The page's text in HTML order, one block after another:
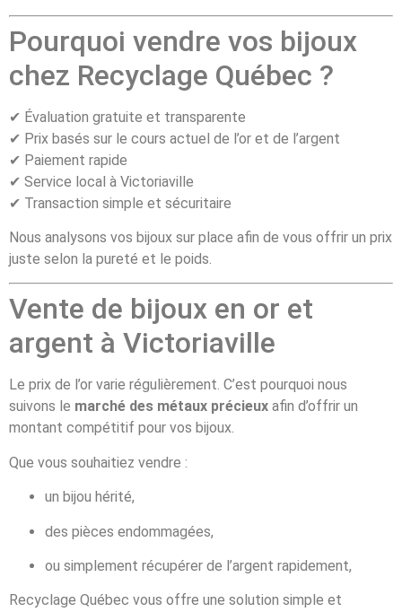
Pourquoi vendre vos bijoux
chez Recyclage Québec ?
✔ Évaluation gratuite et transparente
✔ Prix basés sur le cours actuel de l’or et de l’argent
✔ Paiement rapide
✔ Service local à Victoriaville
✔ Transaction simple et sécuritaire
Nous analysons vos bijoux sur place afin de vous offrir un prix
juste selon la pureté et le poids.
Vente de bijoux en or et
argent à Victoriaville
Le prix de l’or varie régulièrement. C’est pourquoi nous
suivons le marché des métaux précieux afin d’offrir un
montant compétitif pour vos bijoux.
Que vous souhaitiez vendre :
un bijou hérité,
des pièces endommagées,
ou simplement récupérer de l’argent rapidement,
Recyclage Québec vous offre une solution simple et